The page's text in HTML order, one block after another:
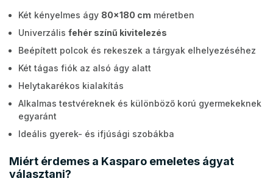
Két kényelmes ágy 80x180 cm méretben
Univerzális fehér színű kivitelezés
Beépített polcok és rekeszek a tárgyak elhelyezéséhez
Két tágas fiók az alsó ágy alatt
Helytakarékos kialakítás
Alkalmas testvéreknek és különböző korú gyermekeknek
egyaránt
Ideális gyerek- és ifjúsági szobákba
Miért érdemes a Kasparo emeletes ágyat
választani?